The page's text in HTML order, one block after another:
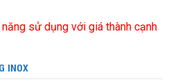
sử dụng với giá thành cạnh
INOX